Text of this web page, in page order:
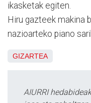
ikasketak egiten.
Hiru gazteek makina
nazioarteko piano
GIZARTEA
AIURRI